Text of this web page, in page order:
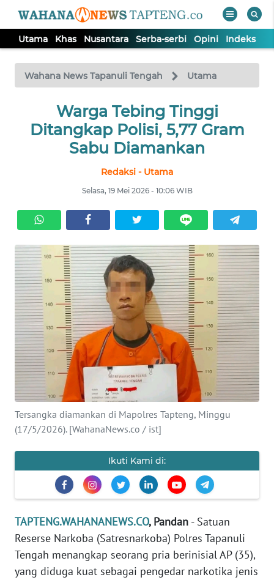
Utama Khas Nusantara Serba-serbi Opini Indeks
Wahana News Tapanuli Tengah Utama
Warga Tebing Tinggi
Ditangkap Polisi, 5,77 Gram
Sabu Diamankan
Redaksi - Utama
Selasa, 19 Mei 2026 - 10:06 WIB
Tersangka diamankan di Mapolres Tapteng, Minggu
(17/5/2026). [WahanaNews.co / ist]
Ikuti Kami di:
TAPTENG.WAHANANEWS.CO, Pandan - Satuan
Reserse Narkoba (Satresnarkoba) Polres Tapanuli
Tengah menangkap seorang pria berinisial AP (35),
yang diduga kuat sebagai pengedar narkotika jenis
TV
Tutup
SERBA-
SERBI
OPINI
Informasi
INDEKS
BERITA
KONTAK
KAMI
INFO
KAMI
PEDOMAN
SIBER
REDAKSI